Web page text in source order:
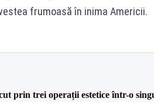
frumoasă în inima Americii.
prin trei operații estetice într-o